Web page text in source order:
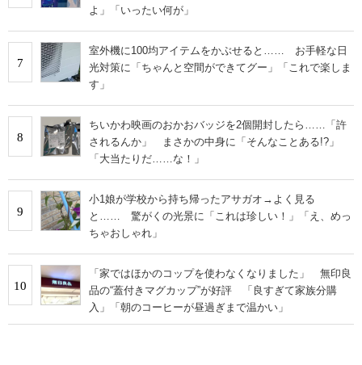
よ」「いったい何が」
7
室外機に100均アイテムをかぶせると…… お手軽な日
光対策に「ちゃんと空間ができてグー」「これで楽しま
す」
8
ちいかわ映画のおかおバッジを2個開封したら……「許
されるんか」 まさかの中身に「そんなことある!?」
「大当たりだ……な！」
9
小1娘が学校から持ち帰ったアサガオ→よく見る
と…… 驚がくの光景に「これは珍しい！」「え、めっ
ちゃおしゃれ」
10
「家ではほかのコップを使わなくなりました」 無印良
品の“蓋付きマグカップ”が好評 「良すぎて家族分購
入」「朝のコーヒーが昼過ぎまで温かい」